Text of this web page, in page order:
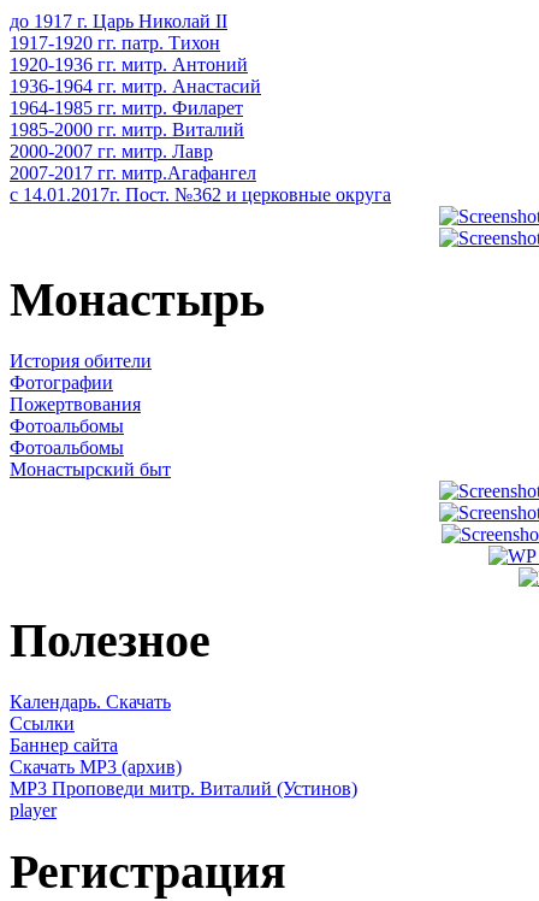
до 1917 г. Царь Николай II
1917-1920 гг. патр. Тихон
1920-1936 гг. митр. Антоний
1936-1964 гг. митр. Анастасий
1964-1985 гг. митр. Филарет
1985-2000 гг. митр. Виталий
2000-2007 гг. митр. Лавр
2007-2017 гг. митр.Агафангел
с 14.01.2017г. Пост. №362 и церковные округа
Монастырь
История обители
Фотографии
Пожертвования
Фотоальбомы
Фотоальбомы
Монастырский быт
Полезное
Календарь. Скачать
Ссылки
Баннер сайта
Скачать MP3 (архив)
MP3 Проповеди митр. Виталий (Устинов)
player
Регистрация